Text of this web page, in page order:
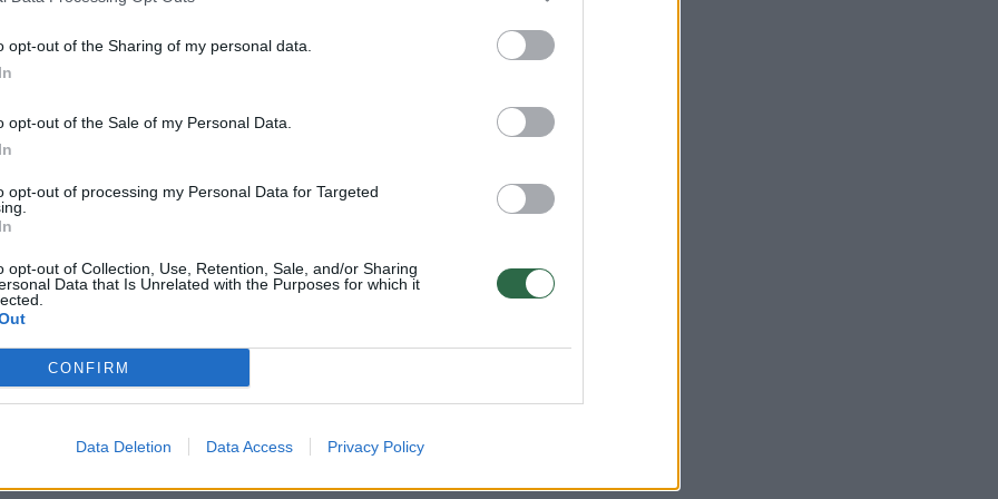
opt-out of the Sharing of my personal data.
opt-out of the Sale of my Personal Data.
opt-out of processing my Personal Data for Targeted
opt-out of Collection, Use, Retention, Sale, and/or Sharing
Data that Is Unrelated with the Purposes for which it
CONFIRM
Data Deletion Data Access Privacy Policy
laikinoji
komisija
yra
vienas nežinomasis, į kurį gausiu
G. Nausėda.